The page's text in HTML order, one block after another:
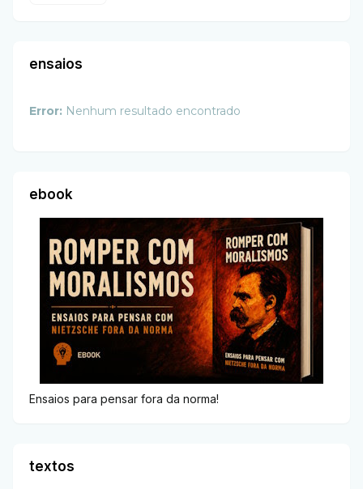
ensaios
Error: Nenhum resultado encontrado
ebook
Ensaios para pensar fora da norma!
textos